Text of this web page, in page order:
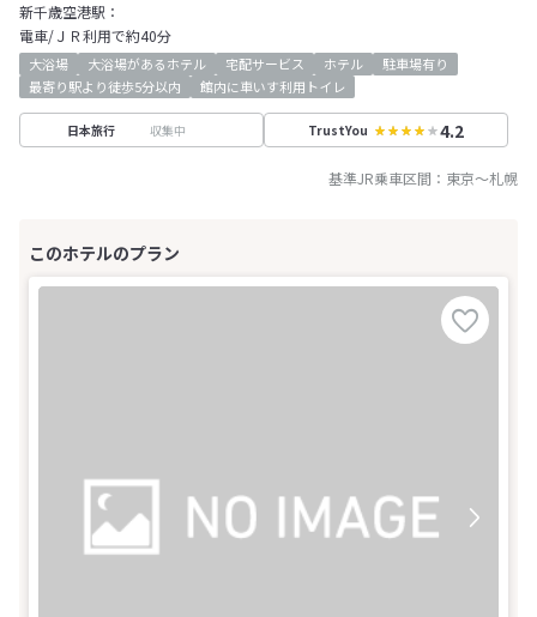
新千歳空港駅：
電車/ＪＲ利用で約40分
大浴場 大浴場があるホテル 宅配サービス ホテル
駐車場有り
最寄り駅より徒歩5分以内
館内に車いす利用トイレ
日本旅行 収集中 TrustYou 4.2
基準JR乗車区間： 東京～札幌